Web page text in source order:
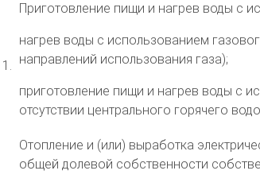
1.
Приготовление пищи и нагрев воды с
нагрев воды с использованием
направлений использования газа);
приготовление пищи и нагрев воды с
отсутствии центрального горячего
Отопление и (или) выработка
общей долевой собственности